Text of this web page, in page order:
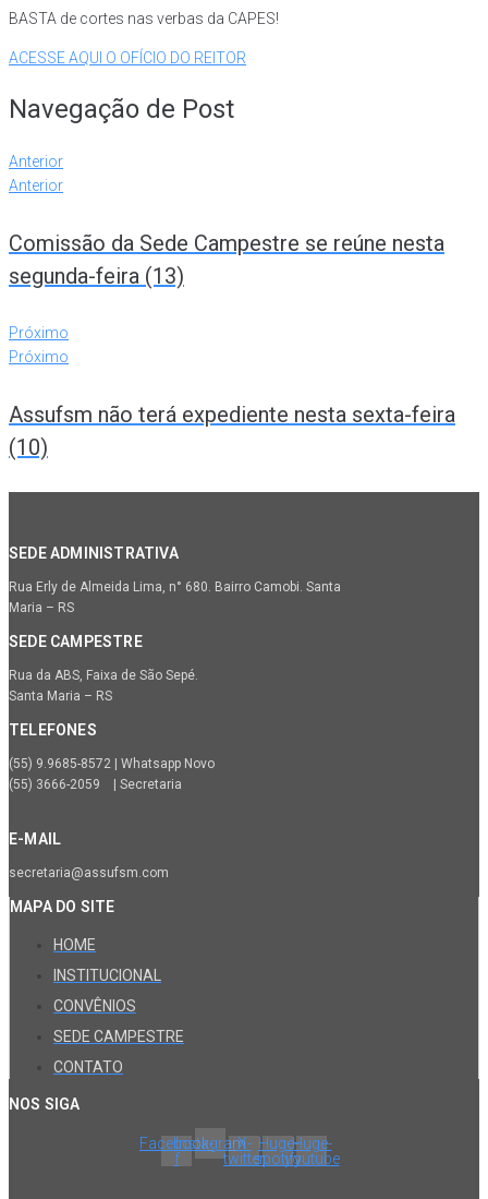
BASTA de cortes nas verbas da CAPES!
ACESSE AQUI O OFÍCIO DO REITOR
Navegação de Post
Anterior
Anterior
Comissão da Sede Campestre se reúne nesta
segunda-feira (13)
Próximo
Próximo
Assufsm não terá expediente nesta sexta-feira
(10)
SEDE ADMINISTRATIVA
Rua Erly de Almeida Lima, n° 680. Bairro Camobi. Santa
Maria – RS
SEDE CAMPESTRE
Rua da ABS, Faixa de São Sepé.
Santa Maria – RS
TELEFONES
(55) 9.9685-8572 | Whatsapp Novo
(55) 3666-2059 | Secretaria
E-MAIL
secretaria@assufsm.com
MAPA DO SITE
HOME
INSTITUCIONAL
CONVÊNIOS
SEDE CAMPESTRE
CONTATO
NOS SIGA
Facebook-
f
InstagramX-
twitter
Huge-
spotify
Huge-
youtube